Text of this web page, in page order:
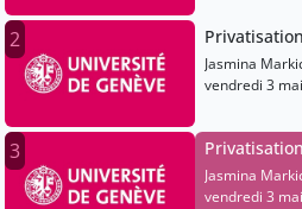
2 Privatisation
Jasmina
vendredi 3
3 Privatisation
Jasmina
vendredi 3